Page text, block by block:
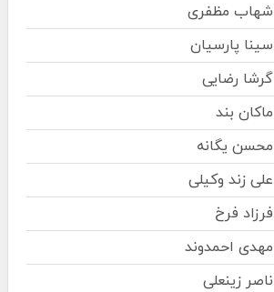
شهاب مظفری
پارسیان
رضایی
بند
یگانه
زند وکیلی
فرخ
احمدوند
زینعلی